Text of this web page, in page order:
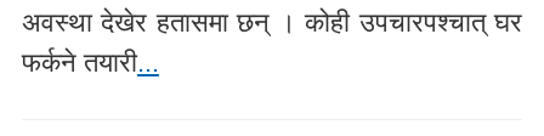
अवस्था देखेर हतासमा छन् । कोही उपचारपश्चात् घर
फर्कने तयारी...